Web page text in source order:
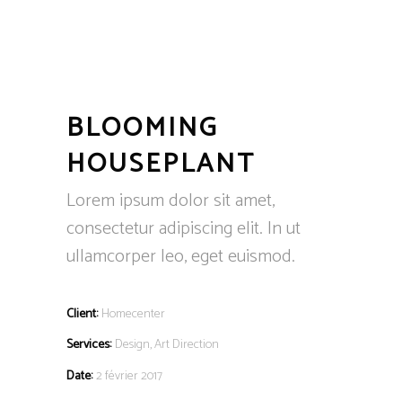
BLOOMING
HOUSEPLANT
Lorem ipsum dolor sit amet,
consectetur adipiscing elit. In ut
ullamcorper leo, eget euismod.
Client: Homecenter
Services: Design, Art Direction
Date:2 février 2017